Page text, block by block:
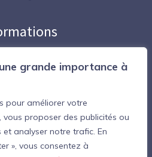
grande importance à
pour améliorer votre
proposer des publicités ou
analyser notre trafic. En
», vous consentez à
professionnel
Légales
nous